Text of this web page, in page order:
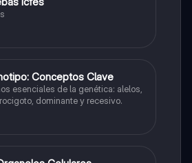
Conceptos Clave
esenciales de la genética: alelos,
dominante y recesivo.